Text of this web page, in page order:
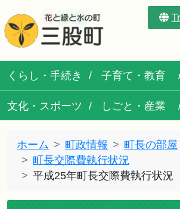
くらし・手続き 子育て・教育
文化・スポーツ しごと・産業
ホーム 町政情報
町長の部屋
町長交際費執行状況
平成25年町長交際費執行状況